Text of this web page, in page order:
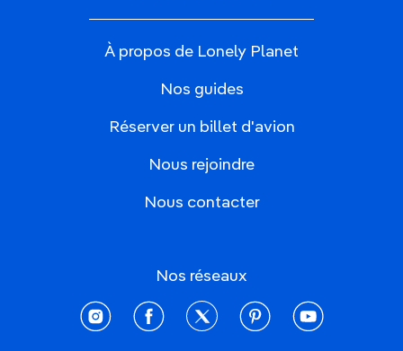
À propos de Lonely Planet
Nos guides
Réserver un billet d'avion
Nous rejoindre
Nous contacter
Nos réseaux
instagramfacebooktwitter pinterestyoutube